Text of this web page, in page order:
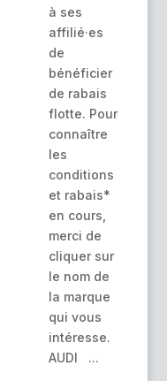
à ses
affilié·es
de
bénéficier
de rabais
flotte. Pour
connaître
les
conditions
et rabais*
en cours,
merci de
cliquer sur
le nom de
la marque
qui vous
intéresse.
AUDI ...